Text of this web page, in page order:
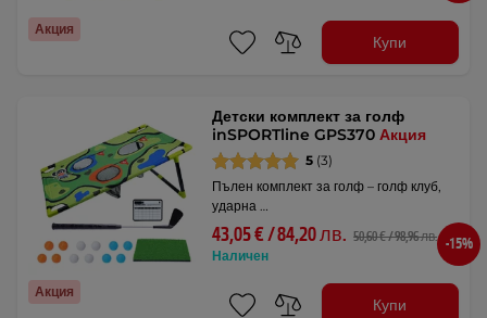
Акция
Купи
Акция
Детски комплект за голф
inSPORTline GPS370Акция
5 (3)
Пълен комплект за голф – голф клуб,
ударна …
43,05 € / 84,20 лв. 50,60 € / 98,96 лв.
Наличен
-15%
Купи